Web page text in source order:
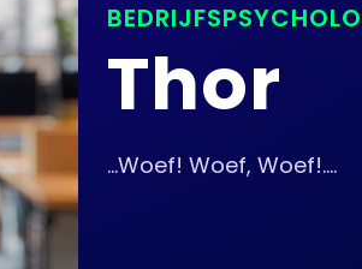
Thor
...Woef! Woef, Woef!....